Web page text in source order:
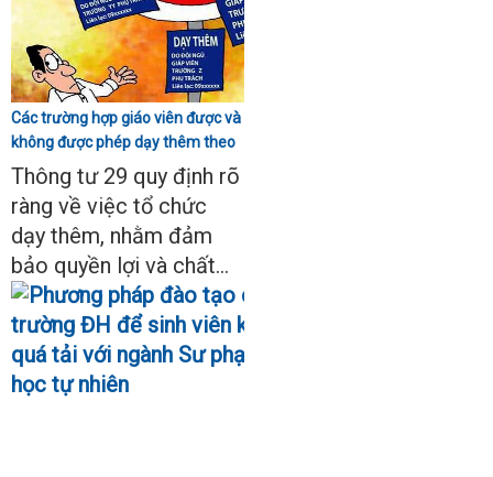
Các trường hợp giáo viên được và
không được phép dạy thêm theo
Thông tư 29
Thông tư 29 quy định rõ
ràng về việc tổ chức
dạy thêm, nhằm đảm
bảo quyền lợi và chất...